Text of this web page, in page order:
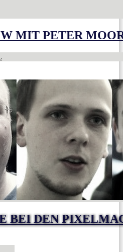
MIT PETER
BEI DEN